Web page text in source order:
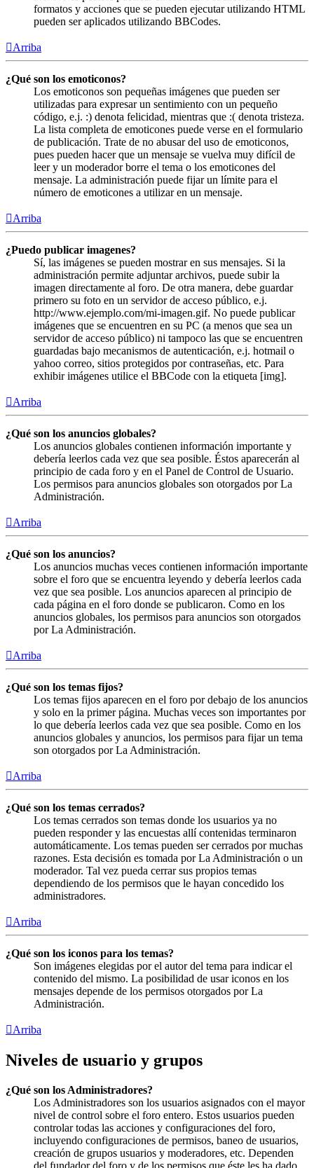
formatos y acciones que se pueden ejecutar utilizando HTML
pueden ser aplicados utilizando BBCodes.
Arriba
¿Qué son los emoticonos?
Los emoticonos son pequeñas imágenes que pueden ser
utilizadas para expresar un sentimiento con un pequeño
código, e.j. :) denota felicidad, mientras que :( denota tristeza.
La lista completa de emoticones puede verse en el formulario
de publicación. Trate de no abusar del uso de emoticonos,
pues pueden hacer que un mensaje se vuelva muy difícil de
leer y un moderador borre el tema o los emoticones del
mensaje. La administración puede fijar un límite para el
número de emoticones a utilizar en un mensaje.
Arriba
¿Puedo publicar imagenes?
Sí, las imágenes se pueden mostrar en sus mensajes. Si la
administración permite adjuntar archivos, puede subir la
imagen directamente al foro. De otra manera, debe guardar
primero su foto en un servidor de acceso público, e.j.
http://www.ejemplo.com/mi-imagen.gif. No puede publicar
imágenes que se encuentren en su PC (a menos que sea un
servidor de acceso público) ni tampoco las que se encuentren
guardadas bajo mecanismos de autenticación, e.j. hotmail o
yahoo correo, sitios protegidos por contraseñas, etc. Para
exhibir imágenes utilice el BBCode con la etiqueta [img].
Arriba
¿Qué son los anuncios globales?
Los anuncios globales contienen información importante y
debería leerlos cada vez que sea posible. Éstos aparecerán al
principio de cada foro y en el Panel de Control de Usuario.
Los permisos para anuncios globales son otorgados por La
Administración.
Arriba
¿Qué son los anuncios?
Los anuncios muchas veces contienen información importante
sobre el foro que se encuentra leyendo y debería leerlos cada
vez que sea posible. Los anuncios aparecen al principio de
cada página en el foro donde se publicaron. Como en los
anuncios globales, los permisos para anuncios son otorgados
por La Administración.
Arriba
¿Qué son los temas fijos?
Los temas fijos aparecen en el foro por debajo de los anuncios
y solo en la primer página. Muchas veces son importantes por
lo que debería leerlos cada vez que sea posible. Como en los
anuncios globales y anuncios, los permisos para fijar un tema
son otorgados por La Administración.
Arriba
¿Qué son los temas cerrados?
Los temas cerrados son temas donde los usuarios ya no
pueden responder y las encuestas allí contenidas terminaron
automáticamente. Los temas pueden ser cerrados por muchas
razones. Esta decisión es tomada por La Administración o un
moderador. Tal vez pueda cerrar sus propios temas
dependiendo de los permisos que le hayan concedido los
administradores.
Arriba
¿Qué son los iconos para los temas?
Son imágenes elegidas por el autor del tema para indicar el
contenido del mismo. La posibilidad de usar iconos en los
mensajes depende de los permisos otorgados por La
Administración.
Arriba
Niveles de usuario y grupos
¿Qué son los Administradores?
Los Administradores son los usuarios asignados con el mayor
nivel de control sobre el foro entero. Estos usuarios pueden
controlar todas las acciones y configuraciones del foro,
incluyendo configuraciones de permisos, baneo de usuarios,
creación de grupos usuarios y moderadores, etc. Dependen
del fundador del foro y de los permisos que éste les ha dado.